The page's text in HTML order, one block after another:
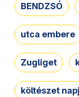
BENDZSÓ
utca embere
Zugliget
költészet